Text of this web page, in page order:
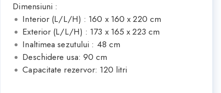
Dimensiuni :
Interior (L/L/H) : 160 x 160 x 220 cm
Exterior (L/L/H) : 173 x 165 x 223 cm
Inaltimea sezutului : 48 cm
Deschidere usa: 90 cm
Capacitate rezervor: 120 litri